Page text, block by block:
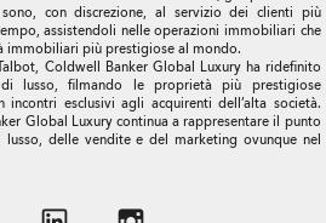
Banker Global Luxury, la vostra fonte completa
di immobili di lusso, gli specialisti di
con discrezione, al servizio dei clienti più
assistendoli nelle operazioni immobiliari che
immobiliari più prestigiose al mondo.
Coldwell Banker Global Luxury ha ridefinito
lusso, filmando le proprietà più prestigiose
esclusivi agli acquirenti dell’alta società.